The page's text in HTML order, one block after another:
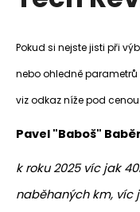
Pokud si nejste jisti při
nebo ohledně parametrů
viz odkaz níže pod cenou
Pavel "Baboš"
k roku 2025 víc jak
naběhaných km, víc
D
p
o